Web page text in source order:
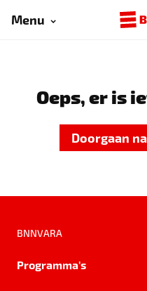
Menu
Oeps, er is
Doorgaan
BNNVARA
Programma's